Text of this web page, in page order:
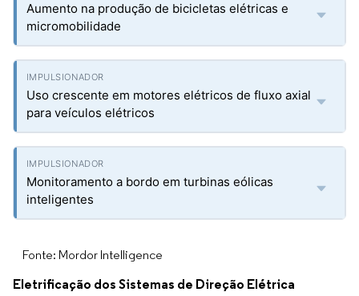
Aumento na produção de bicicletas elétricas e
micromobilidade
Uso crescente em motores elétricos de fluxo axial
para veículos elétricos
Monitoramento a bordo em turbinas eólicas
inteligentes
Fonte: Mordor Intelligence
Eletrificação dos Sistemas de Direção Elétrica